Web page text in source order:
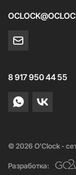
8 917 950 44 55
© 2026 O'Clock -
Разработка: